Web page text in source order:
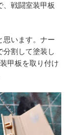
、戦闘室装甲板
思います。ナー
分割して塗装し
甲板を取り付け